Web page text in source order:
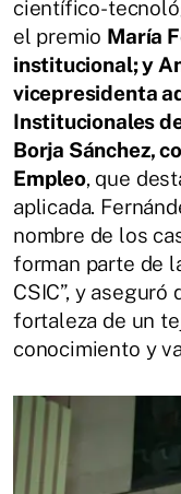
científico-
el premio María
institucional; y
vicepresidenta
Institucionales
Borja Sánchez,
Empleo, que
aplicada.
nombre de los
forman parte de
CSIC”, y
fortaleza de un
conocimiento y